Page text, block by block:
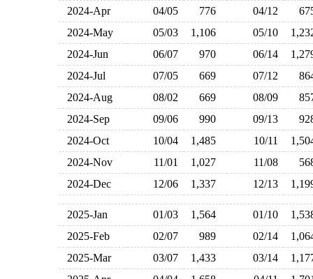
2024-Apr
04/05 776 04/12
2024-May
05/03 1,106 05/10
2024-Jun
06/07 970 06/14
2024-Jul
07/05 669 07/12
2024-Aug
08/02 669 08/09
2024-Sep
09/06 990 09/13
2024-Oct
10/04 1,485 10/11
2024-Nov
11/01 1,027 11/08
2024-Dec
12/06 1,337 12/13
2025-Jan 01/03 1,564 01/10
2025-Feb
02/07 989 02/14
2025-Mar
03/07 1,433 03/14